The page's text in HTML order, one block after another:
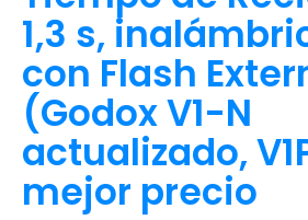
1,3 s,
con Flash
(Godox V1-N
actualizado,
mejor precio